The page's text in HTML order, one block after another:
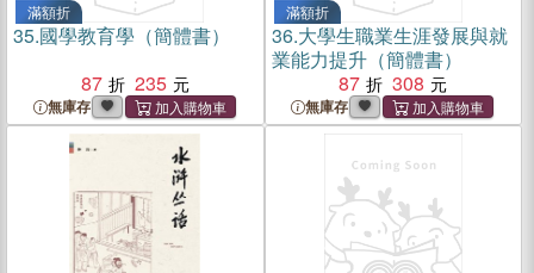
滿額折
35.國學教育學（簡體書）
87
235
無庫存
滿額折
36.大學生職業生涯發展與就
業能力提升（簡體書）
87
308
無庫存